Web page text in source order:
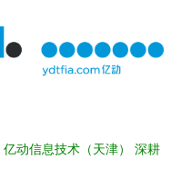
亿动信息技术（天津） 深耕